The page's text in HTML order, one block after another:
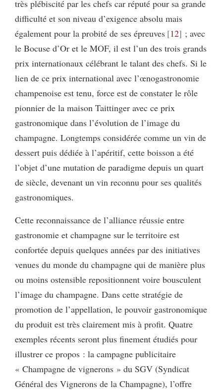
très plébiscité par les chefs car réputé pour sa grande
difficulté et son niveau d’exigence absolu mais
également pour la probité de ses épreuves 12 ; avec
le Bocuse d’Or et le MOF, il est l’un des trois grands
prix internationaux célébrant le talant des chefs. Si le
lien de ce prix international avec l’œnogastronomie
champenoise est tenu, force est de constater le rôle
pionnier de la maison Taittinger avec ce prix
gastronomique dans l’évolution de l’image du
champagne. Longtemps considérée comme un vin de
dessert puis dédiée à l’apéritif, cette boisson a été
l’objet d’une mutation de paradigme depuis un quart
de siècle, devenant un vin reconnu pour ses qualités
gastronomiques.
Cette reconnaissance de l’alliance réussie entre
gastronomie et champagne sur le territoire est
confortée depuis quelques années par des initiatives
venues du monde du champagne qui de manière plus
ou moins ostensible repositionnent voire bousculent
l’image du champagne. Dans cette stratégie de
promotion de l’appellation, le pouvoir gastronomique
du produit est très clairement mis à profit. Quatre
exemples récents seront plus finement étudiés pour
illustrer ce propos : la campagne publicitaire
« Champagne de vignerons » du SGV (Syndicat
Général des Vignerons de la Champagne), l’offre